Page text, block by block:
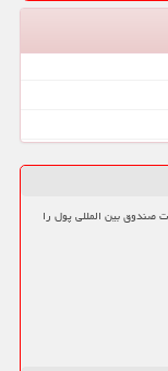
صندوق بین المللی پول را